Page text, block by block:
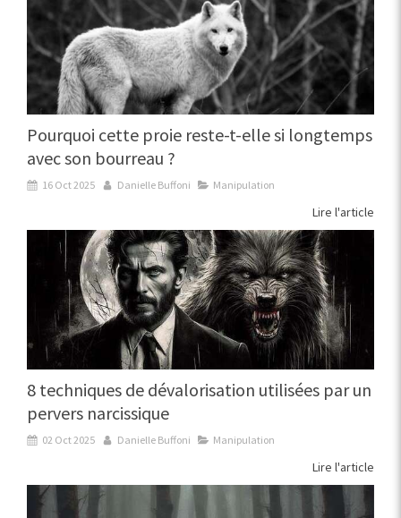
Pourquoi cette proie reste-t-elle si longtemps
avec son bourreau ?
16 Oct 2025 Danielle Buffoni Manipulation
Lire l'article
8 techniques de dévalorisation utilisées par un
pervers narcissique
02 Oct 2025 Danielle Buffoni Manipulation
Lire l'article